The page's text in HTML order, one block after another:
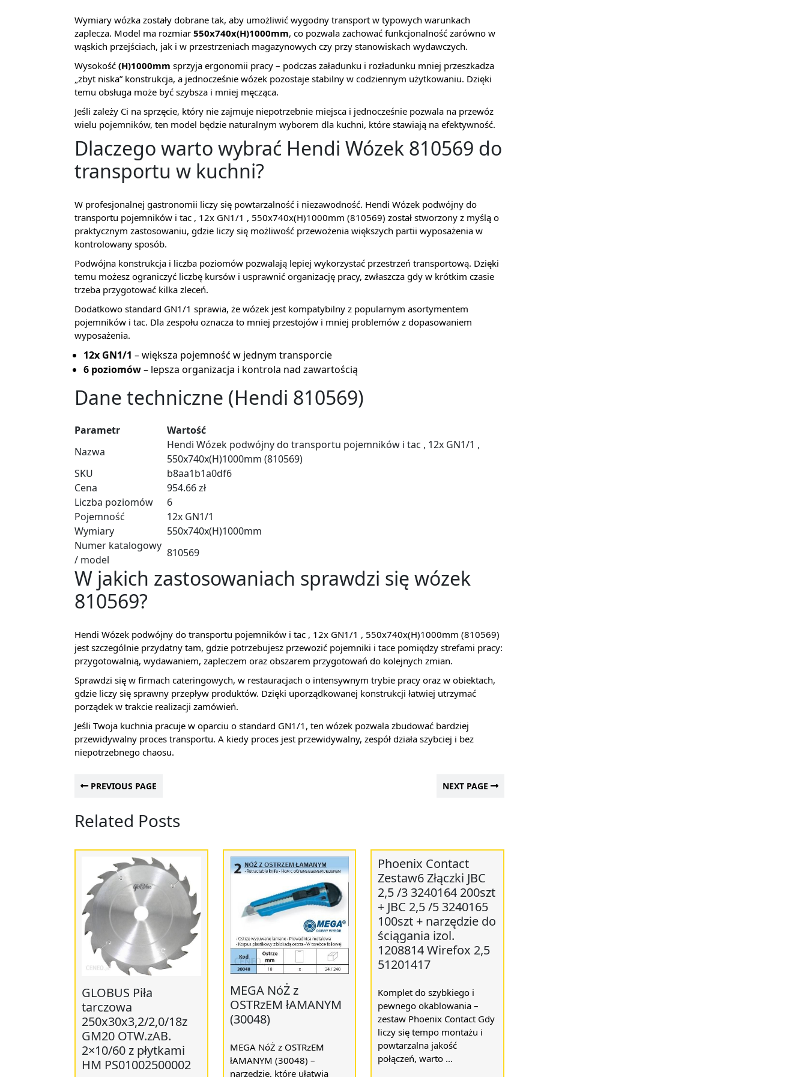
Wymiary wózka zostały dobrane tak, aby umożliwić wygodny transport w typowych warunkach
zaplecza. Model ma rozmiar 550x740x(H)1000mm, co pozwala zachować funkcjonalność zarówno w
wąskich przejściach, jak i w przestrzeniach magazynowych czy przy stanowiskach wydawczych.
Wysokość (H)1000mm sprzyja ergonomii pracy – podczas załadunku i rozładunku mniej przeszkadza
„zbyt niska” konstrukcja, a jednocześnie wózek pozostaje stabilny w codziennym użytkowaniu. Dzięki
temu obsługa może być szybsza i mniej męcząca.
Jeśli zależy Ci na sprzęcie, który nie zajmuje niepotrzebnie miejsca i jednocześnie pozwala na przewóz
wielu pojemników, ten model będzie naturalnym wyborem dla kuchni, które stawiają na efektywność.
Dlaczego warto wybrać Hendi Wózek 810569 do
transportu w kuchni?
W profesjonalnej gastronomii liczy się powtarzalność i niezawodność. Hendi Wózek podwójny do
transportu pojemników i tac , 12x GN1/1 , 550x740x(H)1000mm (810569) został stworzony z myślą o
praktycznym zastosowaniu, gdzie liczy się możliwość przewożenia większych partii wyposażenia w
kontrolowany sposób.
Podwójna konstrukcja i liczba poziomów pozwalają lepiej wykorzystać przestrzeń transportową. Dzięki
temu możesz ograniczyć liczbę kursów i usprawnić organizację pracy, zwłaszcza gdy w krótkim czasie
trzeba przygotować kilka zleceń.
Dodatkowo standard GN1/1 sprawia, że wózek jest kompatybilny z popularnym asortymentem
pojemników i tac. Dla zespołu oznacza to mniej przestojów i mniej problemów z dopasowaniem
wyposażenia.
12x GN1/1 – większa pojemność w jednym transporcie
6 poziomów– lepsza organizacja i kontrola nad zawartością
Dane techniczne (Hendi 810569)
Parametr
Wartość
Nazwa
Hendi Wózek podwójny do transportu pojemników i tac , 12x GN1/1 ,
550x740x(H)1000mm (810569)
SKU
b8aa1b1a0df6
Cena
954.66 zł
Liczba poziomów
6
Pojemność
12x GN1/1
Wymiary
550x740x(H)1000mm
Numer katalogowy
/ model
810569
W jakich zastosowaniach sprawdzi się wózek
810569?
Hendi Wózek podwójny do transportu pojemników i tac , 12x GN1/1 , 550x740x(H)1000mm (810569)
jest szczególnie przydatny tam, gdzie potrzebujesz przewozić pojemniki i tace pomiędzy strefami pracy:
przygotowalnią, wydawaniem, zapleczem oraz obszarem przygotowań do kolejnych zmian.
Sprawdzi się w firmach cateringowych, w restauracjach o intensywnym trybie pracy oraz w obiektach,
gdzie liczy się sprawny przepływ produktów. Dzięki uporządkowanej konstrukcji łatwiej utrzymać
porządek w trakcie realizacji zamówień.
Jeśli Twoja kuchnia pracuje w oparciu o standard GN1/1, ten wózek pozwala zbudować bardziej
przewidywalny proces transportu. A kiedy proces jest przewidywalny, zespół działa szybciej i bez
niepotrzebnego chaosu.
PREVIOUS PAGE NEXT PAGE
Related Posts
GLOBUS Piła
tarczowa
250x30x3,2/2,0/18z
GM20 OTW.zAB.
2×10/60 z płytkami
HM PS01002500002
MEGA NóŻ z
OSTRzEM łAMANYM
(30048)
MEGA NóŻ z OSTRzEM
łAMANYM (30048) –
narzędzie, które ułatwia
Phoenix Contact
Zestaw6 Złączki JBC
2,5 /3 3240164 200szt
+ JBC 2,5 /5 3240165
100szt + narzędzie do
ściągania izol.
1208814 Wirefox 2,5
51201417
Komplet do szybkiego i
pewnego okablowania –
zestaw Phoenix Contact Gdy
liczy się tempo montażu i
powtarzalna jakość
połączeń, warto ...